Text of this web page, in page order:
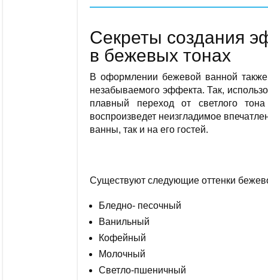
Секреты создания
в бежевых тонах
В оформлении бежевой ванной также
незабываемого эффекта. Так,
плавный переход от светлого
воспроизведет неизгладимое
ванны, так и на его гостей.
Существуют следующие оттенки
Бледно- песочный
Ванильный
Кофейный
Молочный
Светло-пшеничный